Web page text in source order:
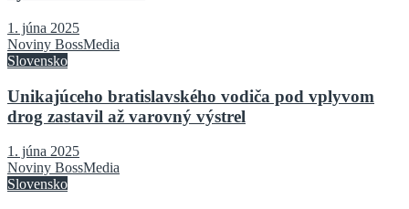
1. júna 2025
Noviny BossMedia
Slovensko
Unikajúceho bratislavského vodiča pod vplyvom
drog zastavil až varovný výstrel
1. júna 2025
Noviny BossMedia
Slovensko